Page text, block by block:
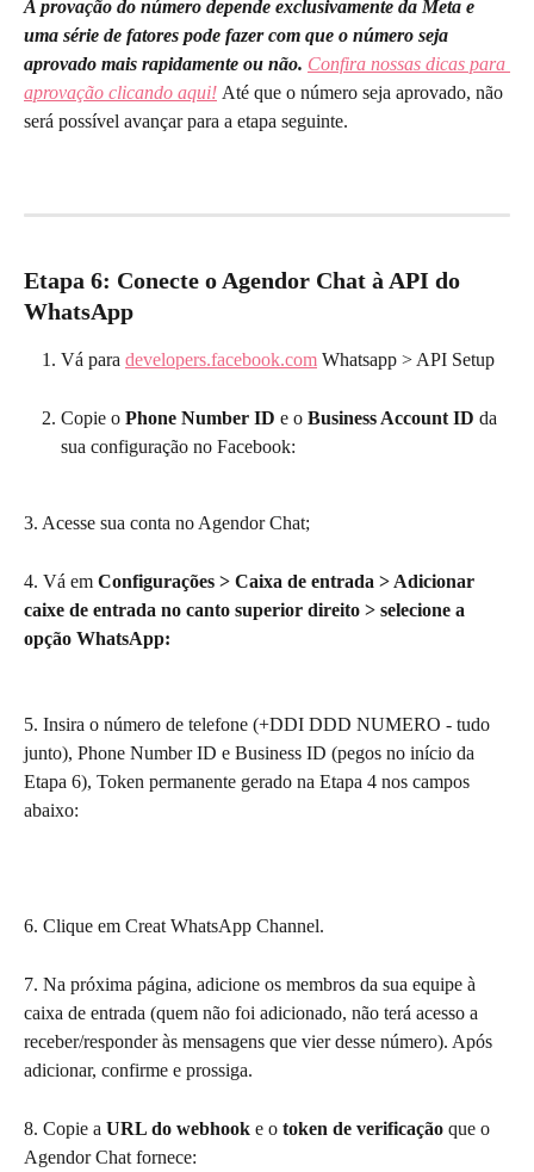
A provação do número depende exclusivamente da Meta e
uma série de fatores pode fazer com que o número seja
aprovado mais rapidamente ou não. Confira nossas dicas para
aprovação clicando aqui! Até que o número seja aprovado, não
será possível avançar para a etapa seguinte.
Etapa 6: Conecte o Agendor Chat à API do
WhatsApp
Vá para developers.facebook.com Whatsapp > API Setup
Copie o Phone Number ID e o Business Account ID da
sua configuração no Facebook:
3. Acesse sua conta no Agendor Chat;
4. Vá em Configurações > Caixa de entrada > Adicionar
caixe de entrada no canto superior direito > selecione a
opção WhatsApp:
5. Insira o número de telefone (+DDI DDD NUMERO - tudo
junto), Phone Number ID e Business ID (pegos no início da
Etapa 6), Token permanente gerado na Etapa 4 nos campos
abaixo:
6. Clique em Creat WhatsApp Channel.
7. Na próxima página, adicione os membros da sua equipe à
caixa de entrada (quem não foi adicionado, não terá acesso a
receber/responder às mensagens que vier desse número). Após
adicionar, confirme e prossiga.
8. Copie a URL do webhook e o token de verificação que o
Agendor Chat fornece: